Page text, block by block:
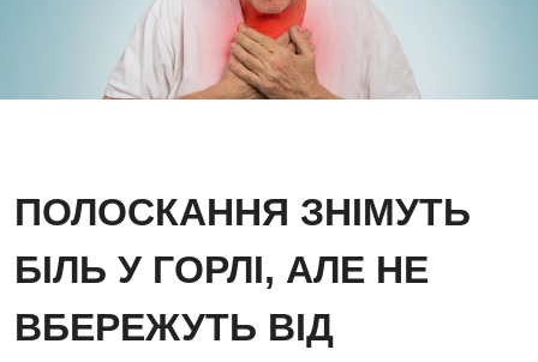
ПОЛОСКАННЯ ЗНІМУТЬ
БІЛЬ У ГОРЛІ, АЛЕ НЕ
ВБЕРЕЖУТЬ ВІД